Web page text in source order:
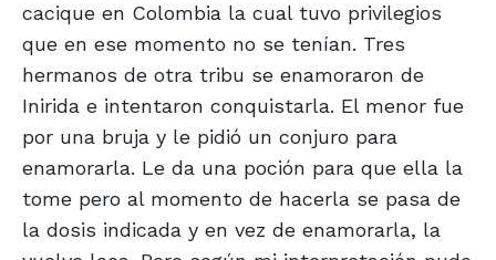
cacique en Colombia la cual tuvo privilegios
que en ese momento no se tenían. Tres
hermanos de otra tribu se enamoraron de
Inirida e intentaron conquistarla. El menor fue
por una bruja y le pidió un conjuro para
enamorarla. Le da una poción para que ella la
tome pero al momento de hacerla se pasa de
la dosis indicada y en vez de enamorarla, la